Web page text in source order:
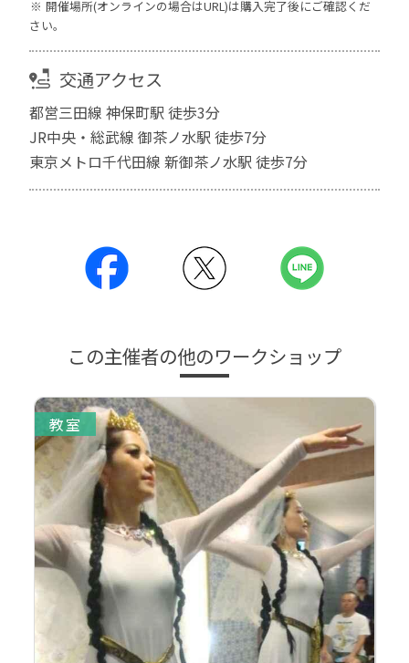
開催場所(オンラインの場合はURL)は購入完了後にご確認くだ
さい。
交通アクセス
都営三田線 神保町駅 徒歩3分
JR中央・総武線 御茶ノ水駅 徒歩7分
東京メトロ千代田線 新御茶ノ水駅 徒歩7分
この主催者の他のワークショップ
教室